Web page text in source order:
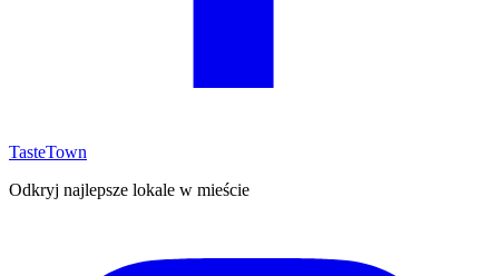
TasteTown
Odkryj najlepsze lokale w mieście